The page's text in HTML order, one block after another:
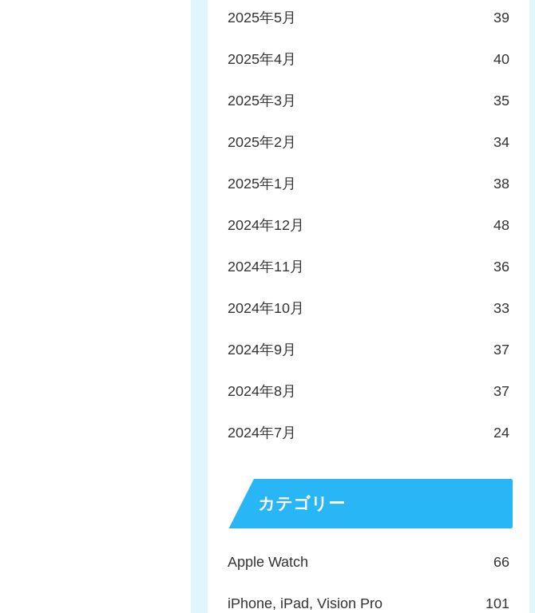
2025年5月 39
2025年4月 40
2025年3月 35
2025年2月 34
2025年1月 38
2024年12月 48
2024年11月 36
2024年10月 33
2024年9月 37
2024年8月 37
2024年7月 24
カテゴリー
Apple Watch 66
iPhone, iPad, Vision Pro 101